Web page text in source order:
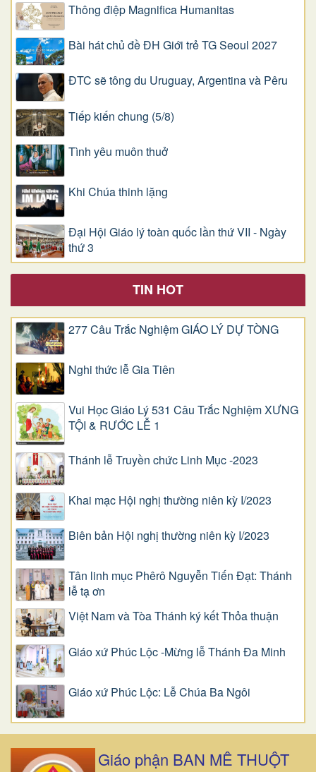
Thông điệp Magnifica Humanitas
Bài hát chủ đề ĐH Giới trẻ TG Seoul 2027
ĐTC sẽ tông du Uruguay, Argentina và Pêru
Tiếp kiến chung (5/8)
Tình yêu muôn thuở
Khi Chúa thinh lặng
Đại Hội Giáo lý toàn quốc lần thứ VII - Ngày
thứ 3
TIN HOT
277 Câu Trắc Nghiệm GIÁO LÝ DỰ TÒNG
Nghi thức lễ Gia Tiên
Vui Học Giáo Lý 531 Câu Trắc Nghiệm XƯNG
TỘI & RƯỚC LỄ 1
Thánh lễ Truyền chức Linh Mục -2023
Khai mạc Hội nghị thường niên kỳ I/2023
Biên bản Hội nghị thường niên kỳ I/2023
Tân linh mục Phêrô Nguyễn Tiến Đạt: Thánh
lễ tạ ơn
Việt Nam và Tòa Thánh ký kết Thỏa thuận
Giáo xứ Phúc Lộc -Mừng lễ Thánh Đa Minh
Giáo xứ Phúc Lộc: Lễ Chúa Ba Ngôi
Giáo phận BAN MÊ THUỘT